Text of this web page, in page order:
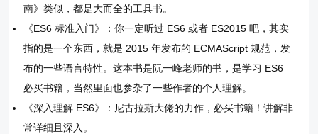
南》类似，都是大而全的工具书。
《ES6 标准入门》：你一定听过 ES6 或者 ES2015 吧，其实
指的是一个东西，就是 2015 年发布的 ECMAScript 规范，发
布的一些语言特性。这本书是阮一峰老师的书，是学习 ES6
必买书籍，当然里面也参杂了一些作者的个人理解。
《深入理解 ES6》：尼古拉斯大佬的力作，必买书籍！讲解非
常详细且深入。